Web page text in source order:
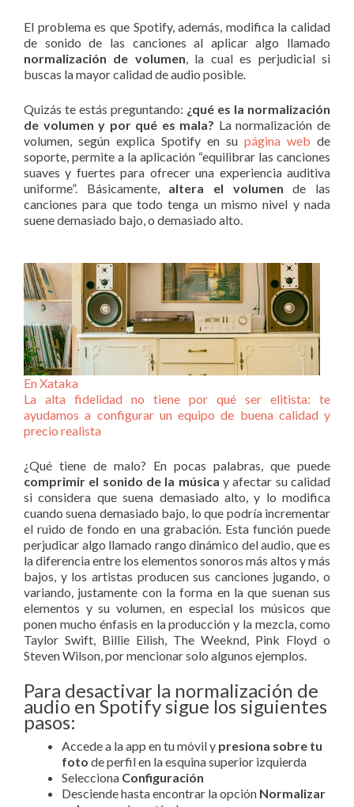
El problema es que Spotify, además, modifica la calidad
de sonido de las canciones al aplicar algo llamado
normalización de volumen , la cual es perjudicial si
buscas la mayor calidad de audio posible.
Quizás te estás preguntando: ¿qué es la normalización
de volumen y por qué es mala? La normalización de
volumen, según explica Spotify en su página web de
soporte, permite a la aplicación “equilibrar las canciones
suaves y fuertes para ofrecer una experiencia auditiva
uniforme”. Básicamente, altera el volumen de las
canciones para que todo tenga un mismo nivel y nada
suene demasiado bajo, o demasiado alto.
En Xataka
La alta fidelidad no tiene por qué ser elitista: te
ayudamos a configurar un equipo de buena calidad y
precio realista
¿Qué tiene de malo? En pocas palabras, que puede
comprimir el sonido de la música y afectar su calidad
si considera que suena demasiado alto, y lo modifica
cuando suena demasiado bajo, lo que podría incrementar
el ruido de fondo en una grabación. Esta función puede
perjudicar algo llamado rango dinámico del audio, que es
la diferencia entre los elementos sonoros más altos y más
bajos, y los artistas producen sus canciones jugando, o
variando, justamente con la forma en la que suenan sus
elementos y su volumen, en especial los músicos que
ponen mucho énfasis en la producción y la mezcla, como
Taylor Swift, Billie Eilish, The Weeknd, Pink Floyd o
Steven Wilson, por mencionar solo algunos ejemplos.
Para desactivar la normalización de
audio en Spotify sigue los siguientes
pasos:
Accede a la app en tu móvil y presiona sobre tu
foto de perfil en la esquina superior izquierda
Selecciona Configuración
Desciende hasta encontrar la opción Normalizar